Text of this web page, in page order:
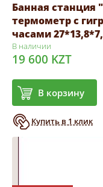
Банная станция
термометр с
часами
В наличии
19 600 KZT
В корзину
Купить в 1 клик